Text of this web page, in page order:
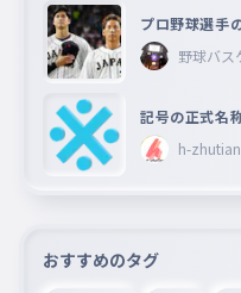
プロ野球選手
野球バ
記号の正式名
h-
おすすめのタグ